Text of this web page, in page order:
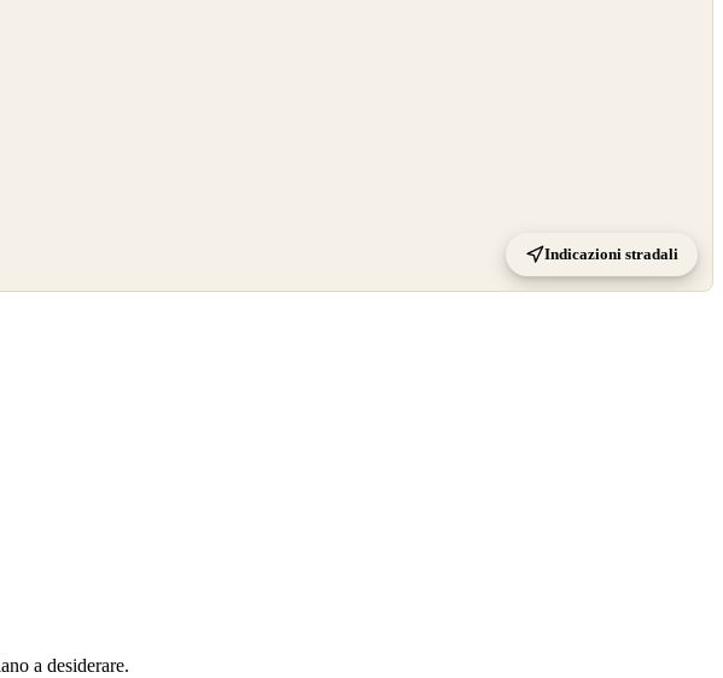
Indicazioni stradali
a desiderare.